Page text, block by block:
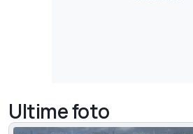
Ultime foto